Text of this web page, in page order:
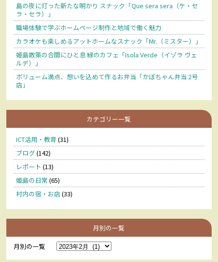
島の夜に灯った新たな明かり スナック「Que sera sera（ケ・セ
ラ・セラ）」
職場体験で学ぶホームページ制作と地域で働く魅力
カラオケも楽しめるアットホームなスナック「Mr.（ミスター）」
姫島散策の合間にひと息 緑のカフェ「Isola Verde（イゾラ ヴェ
ルデ）」
ボリューム満点、想いを込めて作るお弁当「かぼちゃん弁当 2号
店」
カテゴリー一覧
ICT活用・教育 (31)
ブログ (142)
レポート (13)
姫島の日常 (65)
村内の宿・お店 (33)
月別の一覧
月別の一覧